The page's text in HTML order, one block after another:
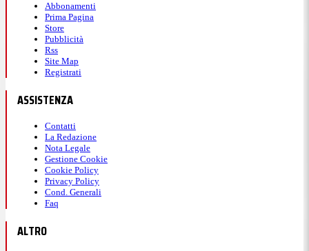
Abbonamenti
Prima Pagina
Store
Pubblicità
Rss
Site Map
Registrati
ASSISTENZA
Contatti
La Redazione
Nota Legale
Gestione Cookie
Cookie Policy
Privacy Policy
Cond. Generali
Faq
ALTRO